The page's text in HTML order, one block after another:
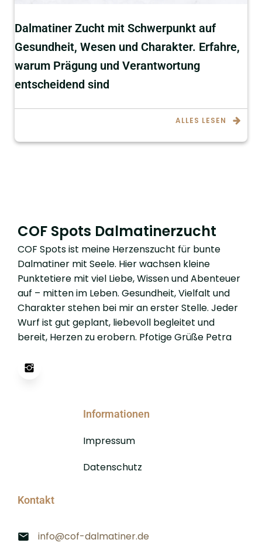
Dalmatiner Zucht mit Schwerpunkt auf
Gesundheit, Wesen und Charakter. Erfahre,
warum Prägung und Verantwortung
entscheidend sind
ALLES LESEN
COF Spots Dalmatinerzucht
COF Spots ist meine Herzenszucht für bunte
Dalmatiner mit Seele. Hier wachsen kleine
Punktetiere mit viel Liebe, Wissen und Abenteuer
auf – mitten im Leben. Gesundheit, Vielfalt und
Charakter stehen bei mir an erster Stelle. Jeder
Wurf ist gut geplant, liebevoll begleitet und
bereit, Herzen zu erobern. Pfotige Grüße Petra
Informationen
Impressum
Datenschutz
Kontakt
info@cof-dalmatiner.de